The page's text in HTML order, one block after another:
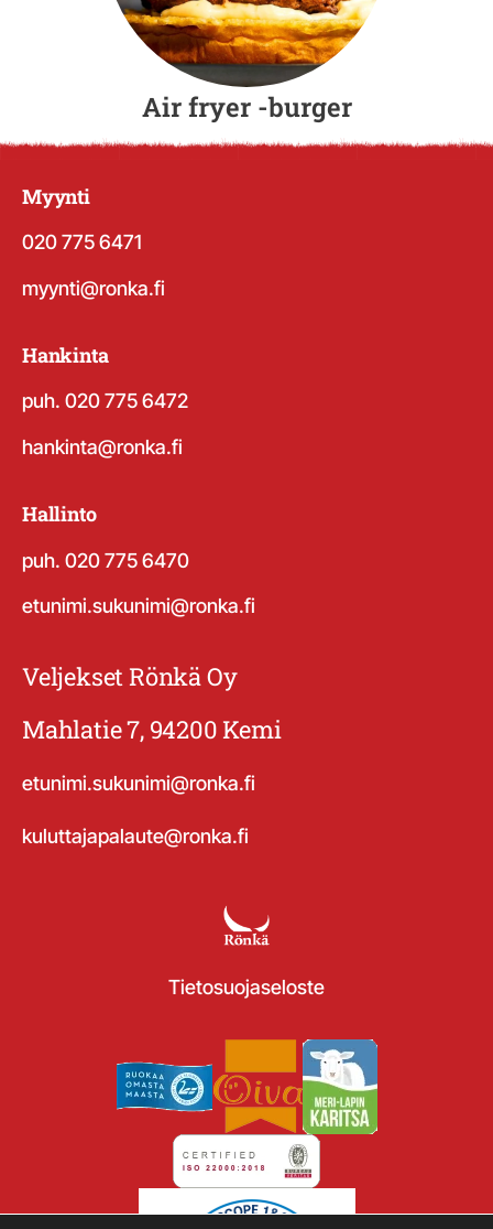
Air fryer -bur­ger
Myynti
020 775 6471
myynti@ronka.fi
Hankinta
puh. 020 775 6472
hankinta@ronka.fi
Hallinto
puh. 020 775 6470
etunimi.sukunimi@ronka.fi
Veljekset Rönkä Oy
Mahlatie 7, 94200 Kemi
etunimi.sukunimi@ronka.fi
kuluttajapalaute@ronka.fi
Tietosuojaseloste